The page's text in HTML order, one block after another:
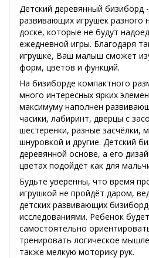
Детский деревянный бизиборд
развивающих игрушек разного
доске, которые не будут
ежедневной игры. Благодаря
игрушке, Ваш малыш сможет
форм, цветов и функций.
На бизиборде компактного
много интересных ярких
максимуму наполнен
часики, лабиринт, дверцы с
шестеренки, разные засчёлки,
шнуровкой и другие. Детский
деревянной основе, а его
цветах подойдёт как для
Будьте уверенны, что время
игрушкой не пройдёт даром,
детских развивающих
исследованиями. Ребенок
самостоятельно
тренировать логическое
также мелкую моторику рук.